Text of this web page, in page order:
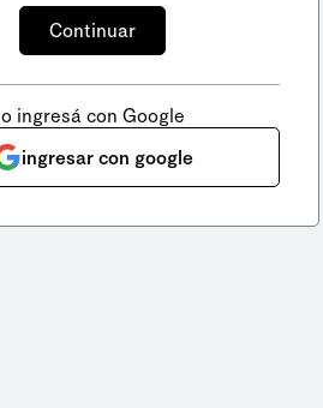
o ingresá con Google
ingresar con google